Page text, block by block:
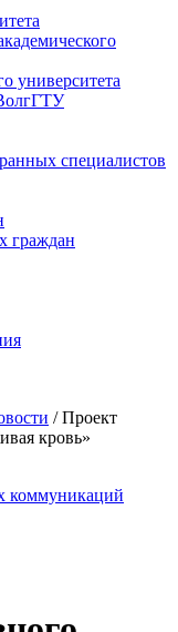
университета
специалистов
граждан
/ Проект
кровь»
коммуникаций